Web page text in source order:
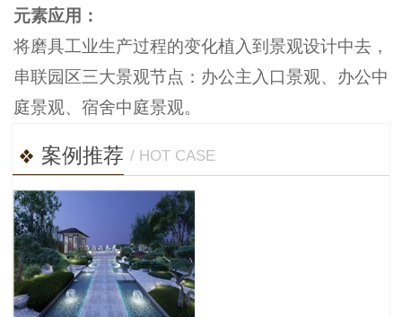
元素应用：
将磨具工业生产过程的变化植入到景观设计中去，
串联园区三大景观节点：办公主入口景观、办公中
庭景观、宿舍中庭景观。
案例推荐 / HOT CASE